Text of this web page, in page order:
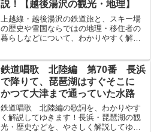
説！【越後湯沢の観光・地理】
上越線・越後湯沢の鉄道旅と、スキー場
の歴史や雪国ならではの地理・移住者の
暮らしなどについて、わかりやすく解説
ざわえき（新潟県南魚沼郡湯沢町）に到
着しました。上越線・高...
鉄道唱歌 北陸編 第70番 長浜
で降りて、琵琶湖はすぐそこに
かつて大津まで通っていた水路
鉄道唱歌 北陸編の歌詞を、わかりやす
く解説してゆきます！長浜・琵琶湖の観
光・歴史などを、やさしく解説してゆき